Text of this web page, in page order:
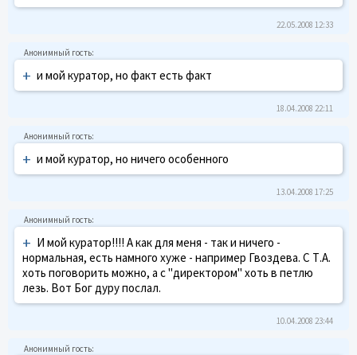
22.05.2008 12:33
+ и мой куратор, но факт есть факт
18.04.2008 22:11
+ и мой куратор, но ничего особенного
13.04.2008 17:25
+ И мой куратор!!!! А как для меня - так и ничего -
нормальная, есть намного хуже - например Гвоздева. С Т.А.
хоть поговорить можно, а с "директором" хоть в петлю
лезь. Вот Бог дуру послал.
10.04.2008 23:44